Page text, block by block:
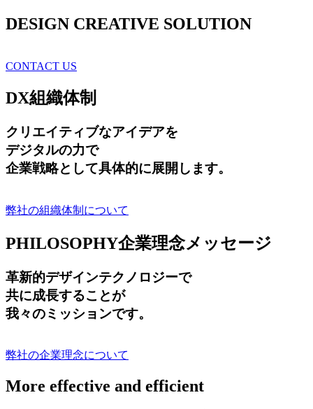
DESIGN CREATIVE SOLUTION
CONTACT US
DX組織体制
クリエイティブなアイデアを
デジタルの力で
企業戦略として具体的に展開します。
弊社の組織体制について
PHILOSOPHY企業理念メッセージ
革新的デザインテクノロジーで
共に成長することが
我々のミッションです。
弊社の企業理念について
More effective and efficient